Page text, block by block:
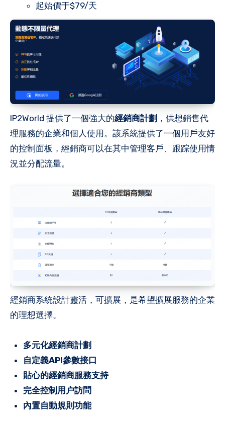
起始價于$79/天
IP2World 提供了一個強大的經銷商計劃 ，供想銷售代
理服務的企業和個人使用。該系統提供了一個用戶友好
的控制面板，經銷商可以在其中管理客戶、跟踪使用情
況並分配流量。
經銷商系統設計靈活，可擴展，是希望擴展服務的企業
的理想選擇。
多元化經銷商計劃
自定義API參數接口
貼心的經銷商服務支持
完全控制用户訪問
內置自動規則功能